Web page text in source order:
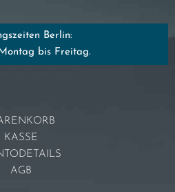
Berlin:
bis Freitag.
KASSE
AGB